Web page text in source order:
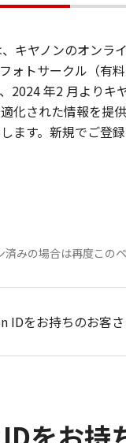
、キヤノンのオン
ォトサークル（有
2024 年2 月よりキ
化された情報を提
ます。新規でご登
みの場合は再度このペ
IDをお持ちのお客